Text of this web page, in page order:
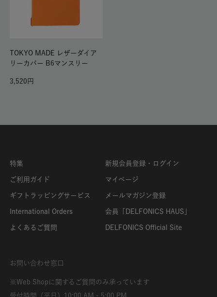
TOKYO MADE レザーダイア
リーカバー B6マンスリー
3,520
特集
ご利用ガイド
ギフトラッピングサービス
International Orders
よくあるご質問
新規会員登録・ログイン
マイページ
メールマガジン登録
会員「DELFONICS HAUS」
DELFONICS Official Site
お問い合わせ窓口
※Web Shopに関するご質問のみ承っています